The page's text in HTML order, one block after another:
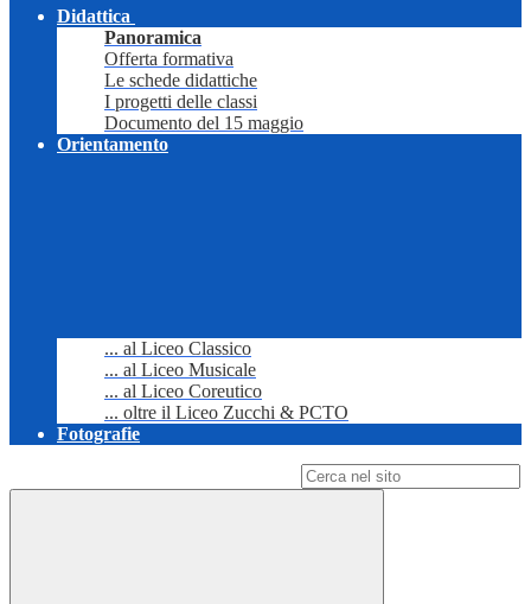
Didattica
Panoramica
Offerta formativa
Le schede didattiche
I progetti delle classi
Documento del 15 maggio
Orientamento
... al Liceo Classico
... al Liceo Musicale
... al Liceo Coreutico
... oltre il Liceo Zucchi & PCTO
Fotografie